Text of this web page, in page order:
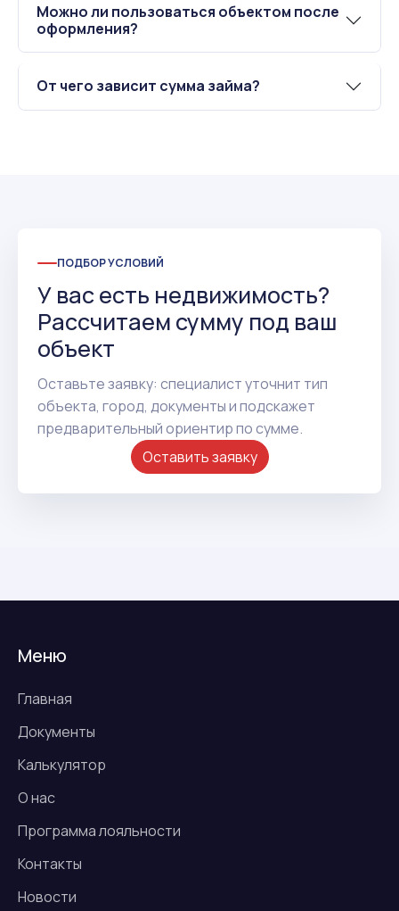
Можно ли пользоваться объектом после
оформления?
От чего зависит сумма займа?
ПОДБОР УСЛОВИЙ
У вас есть недвижимость?
Рассчитаем сумму под ваш
объект
Оставьте заявку: специалист уточнит тип
объекта, город, документы и подскажет
предварительный ориентир по сумме.
Оставить заявку
Меню
Главная
Документы
Калькулятор
О нас
Программа лояльности
Контакты
Новости